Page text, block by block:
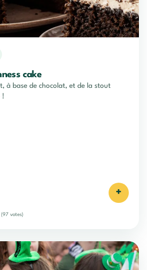
cake
à base de chocolat, et de la stout
!
+
(97 votes)